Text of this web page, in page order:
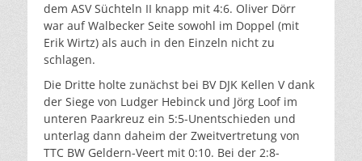
dem ASV Süchteln II knapp mit 4:6. Oliver Dörr
war auf Walbecker Seite sowohl im Doppel (mit
Erik Wirtz) als auch in den Einzeln nicht zu
schlagen.
Die Dritte holte zunächst bei BV DJK Kellen V dank
der Siege von Ludger Hebinck und Jörg Loof im
unteren Paarkreuz ein 5:5-Unentschieden und
unterlag dann daheim der Zweitvertretung von
TTC BW Geldern-Veert mit 0:10. Bei der 2:8-